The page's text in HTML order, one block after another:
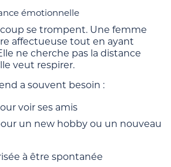
émotionnelle
se trompent. Une femme
affectueuse tout en ayant
ne cherche pas la distance
veut respirer.
a souvent besoin :
voir ses amis
un new hobby ou un nouveau
à être spontanée